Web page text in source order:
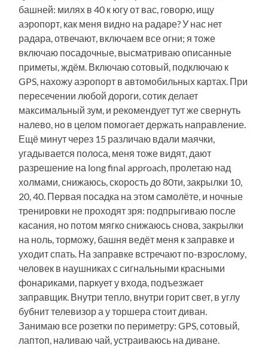
башней: милях в 40 к югу от вас, говорю, ищу
аэропорт, как меня видно на радаре? У нас нет
радара, отвечают, включаем все огни; я тоже
включаю посадочные, высматриваю описанные
приметы, ждём. Включаю сотовый, подключаю к
GPS, нахожу аэропорт в автомобильных картах. При
пересечении любой дороги, сотик делает
максимальный зум, и рекомендует тут же свернуть
налево, но в целом помогает держать направление.
Ещё минут через 15 различаю вдали маячки,
угадывается полоса, меня тоже видят, дают
разрешение на long final approach, пролетаю над
холмами, снижаюсь, скорость до 80ти, закрылки 10,
20, 40. Первая посадка на этом самолёте, и ночные
тренировки не проходят зря: подпрыгиваю после
касания, но потом мягко снижаюсь снова, закрылки
на ноль, торможу, башня ведёт меня к заправке и
уходит спать. На заправке встречают по-взрослому,
человек в наушниках с сигнальными красными
фонариками, паркует у входа, подъезжает
заправщик. Внутри тепло, внутри горит свет, в углу
бубнит телевизор а у торшера стоит диван.
Занимаю все розетки по периметру: GPS, сотовый,
лаптоп, наливаю чай, устраиваюсь на диване.